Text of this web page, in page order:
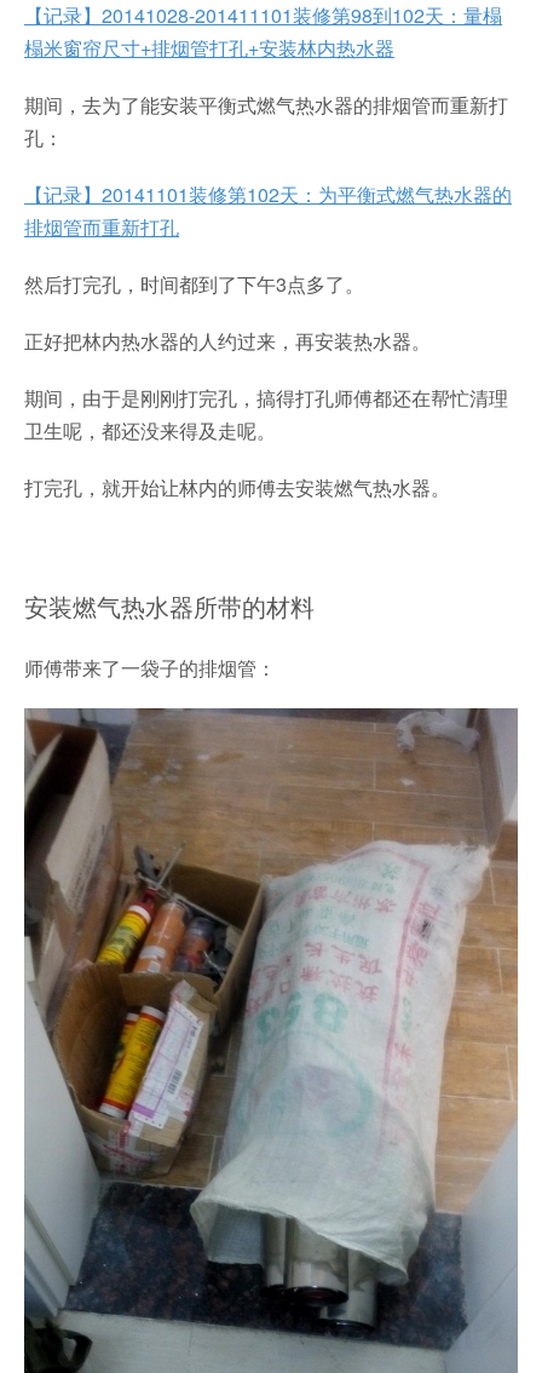
【记录】20141028-201411101装修第98到102天：量榻
榻米窗帘尺寸+排烟管打孔+安装林内热水器
期间，去为了能安装平衡式燃气热水器的排烟管而重新打
孔：
【记录】20141101装修第102天：为平衡式燃气热水器的
排烟管而重新打孔
然后打完孔，时间都到了下午3点多了。
正好把林内热水器的人约过来，再安装热水器。
期间，由于是刚刚打完孔，搞得打孔师傅都还在帮忙清理
卫生呢，都还没来得及走呢。
打完孔，就开始让林内的师傅去安装燃气热水器。
安装燃气热水器所带的材料
师傅带来了一袋子的排烟管：